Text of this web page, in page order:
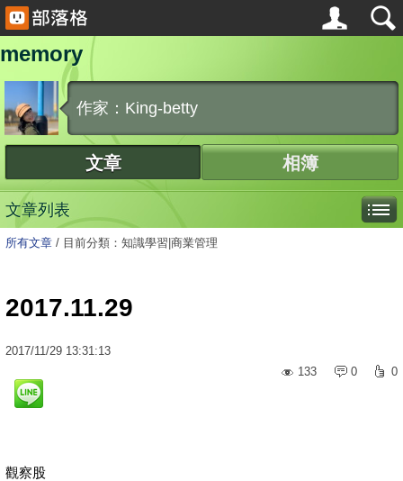
memory
作家：King-betty
文章 相簿
文章列表
所有文章 / 目前分類：知識學習|商業管理
2017.11.29
2017/11/29 13:31:13
133
0 0
觀察股